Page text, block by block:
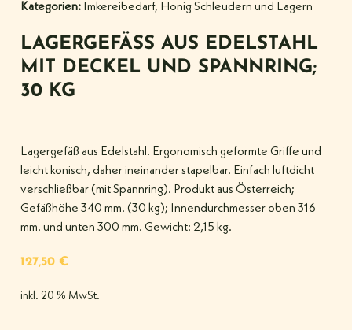
Kategorien: Imkereibedarf, Honig Schleudern und Lagern
LAGERGEFÄSS AUS EDELSTAHL M
IT DECKEL UND SPANNRING; 3
0 KG
Lagergefäß aus Edelstahl. Ergonomisch geformte Griffe und
leicht konisch, daher ineinander stapelbar. Einfach luftdicht
verschließbar (mit Spannring). Produkt aus Österreich;
Gefäßhöhe 340 mm. (30 kg); Innendurchmesser oben 316
mm. und unten 300 mm. Gewicht: 2,15 kg.
127,50 €
inkl. 20 % MwSt.